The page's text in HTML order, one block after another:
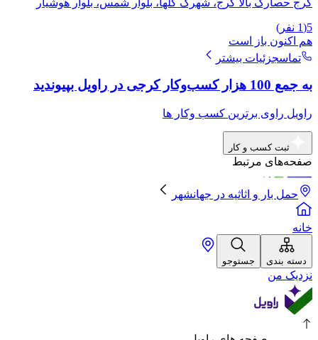
5
(
1 نفر)
هم اکنون باز است
تماسجزئیات بیشتر
به جمع 100 هزار کسب‌وکار کرجی در راویل بپیوندید
راویل راوی برترین کسب وکار ها
ثبت کسب و کار
صفحه‌های مرتبط
حمل بار و اثاثیه در جهانشهر
خانه
دسته بندی جستوجو
نزدیک من